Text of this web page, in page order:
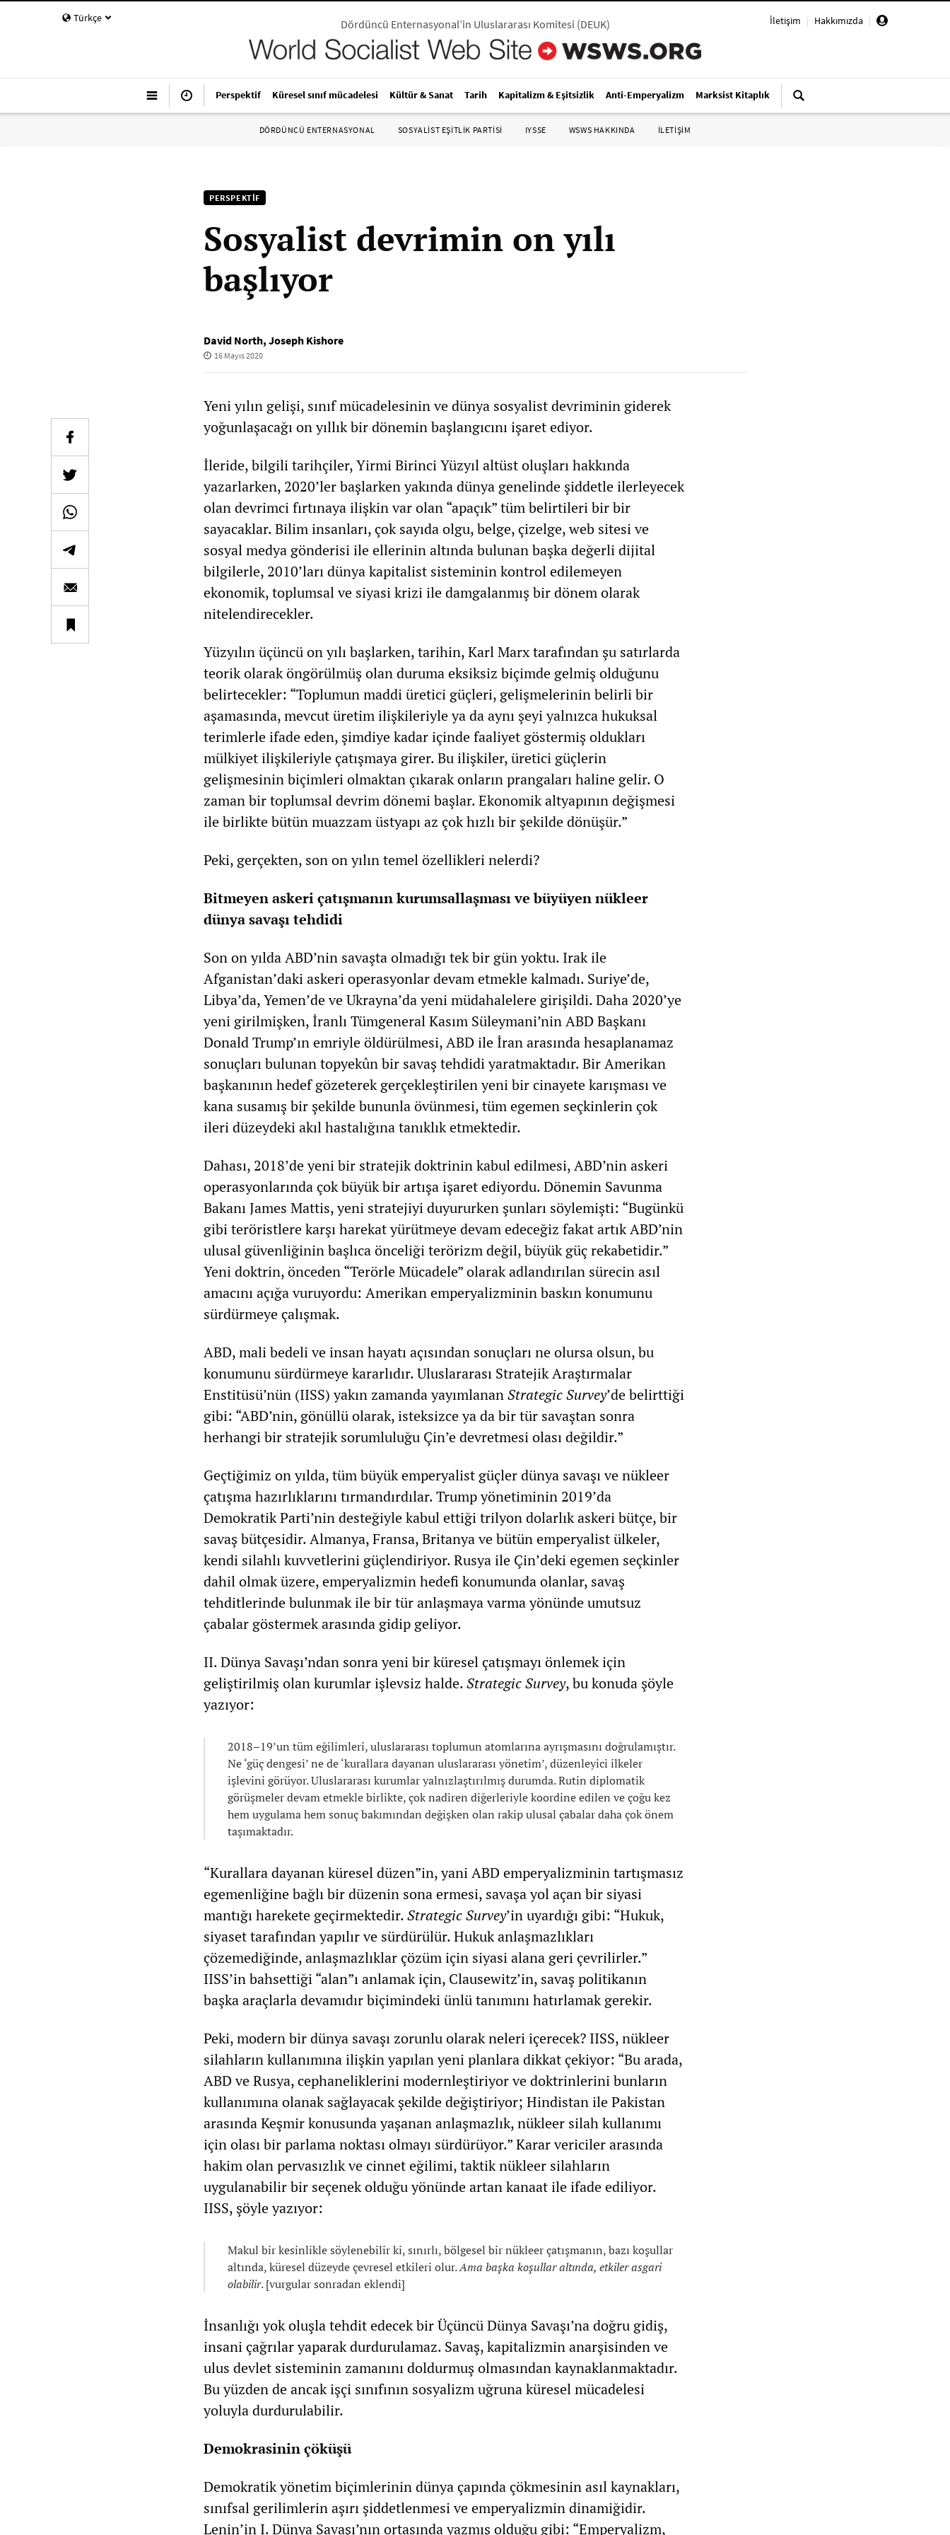
Türkçe İletişim | Hakkımızda |
Dördüncü Enternasyonal’in Uluslararası Komitesi (DEUK)
Perspektif Küresel sınıf mücadelesi Kültür & Sanat Tarih Kapitalizm & Eşitsizlik Anti-Emperyalizm Marksist Kitaplık
DÖRDÜNCÜ ENTERNASYONAL SOSYALIST EŞITLIK PARTISI IYSSE WSWS HAKKINDA İLETİŞİM
PERSPEKTIF
Sosyalist devrimin on yılı
başlıyor
David North, Joseph Kishore
16 Mayıs 2020
Yeni yılın gelişi, sınıf mücadelesinin ve dünya sosyalist devriminin giderek
yoğunlaşacağı on yıllık bir dönemin başlangıcını işaret ediyor.
İleride, bilgili tarihçiler, Yirmi Birinci Yüzyıl altüst oluşları hakkında
yazarlarken, 2020’ler başlarken yakında dünya genelinde şiddetle ilerleyecek
olan devrimci fırtınaya ilişkin var olan “apaçık” tüm belirtileri bir bir
sayacaklar. Bilim insanları, çok sayıda olgu, belge, çizelge, web sitesi ve
sosyal medya gönderisi ile ellerinin altında bulunan başka değerli dijital
bilgilerle, 2010’ları dünya kapitalist sisteminin kontrol edilemeyen
ekonomik, toplumsal ve siyasi krizi ile damgalanmış bir dönem olarak
nitelendirecekler.
Yüzyılın üçüncü on yılı başlarken, tarihin, Karl Marx tarafından şu satırlarda
teorik olarak öngörülmüş olan duruma eksiksiz biçimde gelmiş olduğunu
belirtecekler: “Toplumun maddi üretici güçleri, gelişmelerinin belirli bir
aşamasında, mevcut üretim ilişkileriyle ya da aynı şeyi yalnızca hukuksal
terimlerle ifade eden, şimdiye kadar içinde faaliyet göstermiş oldukları
mülkiyet ilişkileriyle çatışmaya girer. Bu ilişkiler, üretici güçlerin
gelişmesinin biçimleri olmaktan çıkarak onların prangaları haline gelir. O
zaman bir toplumsal devrim dönemi başlar. Ekonomik altyapının değişmesi
ile birlikte bütün muazzam üstyapı az çok hızlı bir şekilde dönüşür.”
Peki, gerçekten, son on yılın temel özellikleri nelerdi?
Bitmeyen askeri çatışmanın kurumsallaşması ve büyüyen nükleer
dünya savaşı tehdidi
Son on yılda ABD’nin savaşta olmadığı tek bir gün yoktu. Irak ile
Afganistan’daki askeri operasyonlar devam etmekle kalmadı. Suriye’de,
Libya’da, Yemen’de ve Ukrayna’da yeni müdahalelere girişildi. Daha 2020’ye
yeni girilmişken, İranlı Tümgeneral Kasım Süleymani’nin ABD Başkanı
Donald Trump’ın emriyle öldürülmesi, ABD ile İran arasında hesaplanamaz
sonuçları bulunan topyekûn bir savaş tehdidi yaratmaktadır. Bir Amerikan
başkanının hedef gözeterek gerçekleştirilen yeni bir cinayete karışması ve
kana susamış bir şekilde bununla övünmesi, tüm egemen seçkinlerin çok
ileri düzeydeki akıl hastalığına tanıklık etmektedir.
Dahası, 2018’de yeni bir stratejik doktrinin kabul edilmesi, ABD’nin askeri
operasyonlarında çok büyük bir artışa işaret ediyordu. Dönemin Savunma
Bakanı James Mattis, yeni stratejiyi duyururken şunları söylemişti: “Bugünkü
gibi teröristlere karşı harekat yürütmeye devam edeceğiz fakat artık ABD’nin
ulusal güvenliğinin başlıca önceliği terörizm değil, büyük güç rekabetidir.”
Yeni doktrin, önceden “Terörle Mücadele” olarak adlandırılan sürecin asıl
amacını açığa vuruyordu: Amerikan emperyalizminin baskın konumunu
sürdürmeye çalışmak.
ABD, mali bedeli ve insan hayatı açısından sonuçları ne olursa olsun, bu
konumunu sürdürmeye kararlıdır. Uluslararası Stratejik Araştırmalar
Enstitüsü’nün (IISS) yakın zamanda yayımlananStrategic Survey’de belirttiği
gibi: “ABD’nin, gönüllü olarak, isteksizce ya da bir tür savaştan sonra
herhangi bir stratejik sorumluluğu Çin’e devretmesi olası değildir.”
Geçtiğimiz on yılda, tüm büyük emperyalist güçler dünya savaşı ve nükleer
çatışma hazırlıklarını tırmandırdılar. Trump yönetiminin 2019’da
Demokratik Parti’nin desteğiyle kabul ettiği trilyon dolarlık askeri bütçe, bir
savaş bütçesidir. Almanya, Fransa, Britanya ve bütün emperyalist ülkeler,
kendi silahlı kuvvetlerini güçlendiriyor. Rusya ile Çin’deki egemen seçkinler
dahil olmak üzere, emperyalizmin hedefi konumunda olanlar, savaş
tehditlerinde bulunmak ile bir tür anlaşmaya varma yönünde umutsuz
çabalar göstermek arasında gidip geliyor.
II. Dünya Savaşı’ndan sonra yeni bir küresel çatışmayı önlemek için
geliştirilmiş olan kurumlar işlevsiz halde.Strategic Survey, bu konuda şöyle
yazıyor:
2018–19’un tüm eğilimleri, uluslararası toplumun atomlarına ayrışmasını doğrulamıştır.
Ne ‘güç dengesi’ ne de ‘kurallara dayanan uluslararası yönetim’, düzenleyici ilkeler
işlevini görüyor. Uluslararası kurumlar yalnızlaştırılmış durumda. Rutin diplomatik
görüşmeler devam etmekle birlikte, çok nadiren diğerleriyle koordine edilen ve çoğu kez
hem uygulama hem sonuç bakımından değişken olan rakip ulusal çabalar daha çok önem
taşımaktadır.
“Kurallara dayanan küresel düzen”in, yani ABD emperyalizminin tartışmasız
egemenliğine bağlı bir düzenin sona ermesi, savaşa yol açan bir siyasi
mantığı harekete geçirmektedir.Strategic Survey’in uyardığı gibi: “Hukuk,
siyaset tarafından yapılır ve sürdürülür. Hukuk anlaşmazlıkları
çözemediğinde, anlaşmazlıklar çözüm için siyasi alana geri çevrilirler.”
IISS’in bahsettiği “alan”ı anlamak için, Clausewitz’in, savaş politikanın
başka araçlarla devamıdır biçimindeki ünlü tanımını hatırlamak gerekir.
Peki, modern bir dünya savaşı zorunlu olarak neleri içerecek? IISS, nükleer
silahların kullanımına ilişkin yapılan yeni planlara dikkat çekiyor: “Bu arada,
ABD ve Rusya, cephaneliklerini modernleştiriyor ve doktrinlerini bunların
kullanımına olanak sağlayacak şekilde değiştiriyor; Hindistan ile Pakistan
arasında Keşmir konusunda yaşanan anlaşmazlık, nükleer silah kullanımı
için olası bir parlama noktası olmayı sürdürüyor.” Karar vericiler arasında
hakim olan pervasızlık ve cinnet eğilimi, taktik nükleer silahların
uygulanabilir bir seçenek olduğu yönünde artan kanaat ile ifade ediliyor.
IISS, şöyle yazıyor:
Makul bir kesinlikle söylenebilir ki, sınırlı, bölgesel bir nükleer çatışmanın, bazı koşullar
altında, küresel düzeyde çevresel etkileri olur.Ama başka koşullar altında, etkiler asgari
olabilir. [vurgular sonradan eklendi]
İnsanlığı yok oluşla tehdit edecek bir Üçüncü Dünya Savaşı’na doğru gidiş,
insani çağrılar yaparak durdurulamaz. Savaş, kapitalizmin anarşisinden ve
ulus devlet sisteminin zamanını doldurmuş olmasından kaynaklanmaktadır.
Bu yüzden de ancak işçi sınıfının sosyalizm uğruna küresel mücadelesi
yoluyla durdurulabilir.
Demokrasinin çöküşü
Demokratik yönetim biçimlerinin dünya çapında çökmesinin asıl kaynakları,
sınıfsal gerilimlerin aşırı şiddetlenmesi ve emperyalizmin dinamiğidir.
Lenin’in I. Dünya Savaşı’nın ortasında yazmış olduğu gibi: “Emperyalizm,